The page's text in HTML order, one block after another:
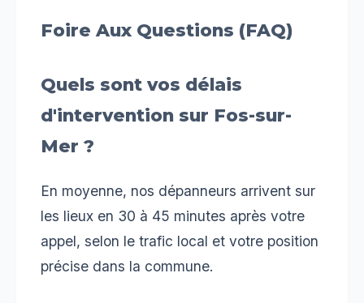
Foire Aux Questions (FAQ)
Quels sont vos délais
d'intervention sur Fos-sur-
Mer ?
En moyenne, nos dépanneurs arrivent sur
les lieux en 30 à 45 minutes après votre
appel, selon le trafic local et votre position
précise dans la commune.